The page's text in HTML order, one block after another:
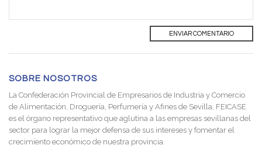
SOBRE NOSOTROS
La Confederación Provincial de Empresarios de Industria y Comercio
de Alimentación, Droguería, Perfumería y Afines de Sevilla, FEICASE
es el órgano representativo que aglutina a las empresas sevillanas del
sector para lograr la mejor defensa de sus intereses y fomentar el
crecimiento económico de nuestra provincia.